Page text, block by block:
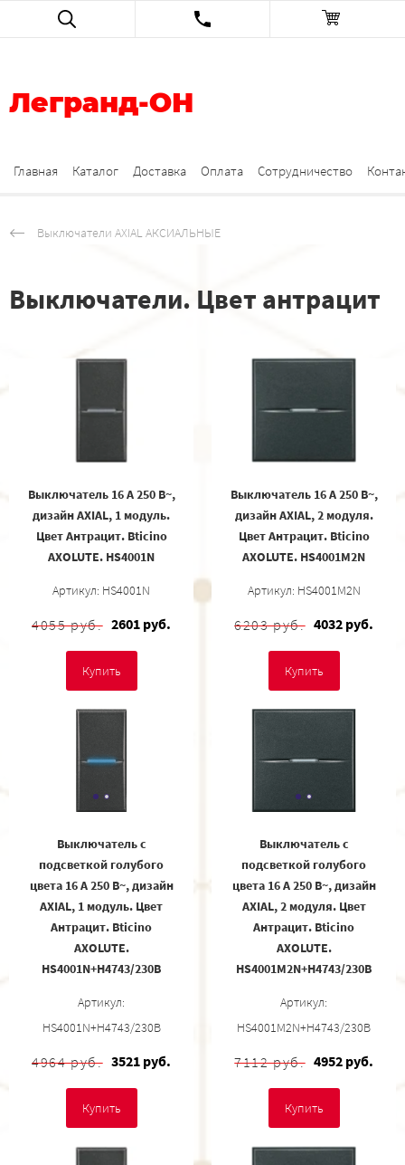
Легранд-ОН
Главная Каталог Доставка Оплата Сотрудничество
Выключатели AXIAL АКСИАЛЬНЫЕ
Выключатели. Цвет антрацит
Выключатель 16 А 250 В~,
дизайн AXIAL, 1 модуль.
Цвет Антрацит. Bticino
AXOLUTE. HS4001N
Артикул: HS4001N
4055 руб. 2601 руб.
Купить
Выключатель 16 А 250 В~,
дизайн AXIAL, 2 модуля.
Цвет Антрацит. Bticino
AXOLUTE. HS4001M2N
Артикул: HS4001M2N
6203 руб. 4032 руб.
Купить
Выключатель с
подсветкой голубого
цвета 16 А 250 В~, дизайн
AXIAL, 1 модуль. Цвет
Антрацит. Bticino
AXOLUTE.
HS4001N+H4743/230B
Артикул:
HS4001N+H4743/230B
4964 руб. 3521 руб.
Купить
Выключатель с
подсветкой голубого
цвета 16 А 250 В~, дизайн
AXIAL, 2 модуля. Цвет
Антрацит. Bticino
AXOLUTE.
HS4001M2N+H4743/230B
Артикул:
HS4001M2N+H4743/230B
7112 руб. 4952 руб.
Купить